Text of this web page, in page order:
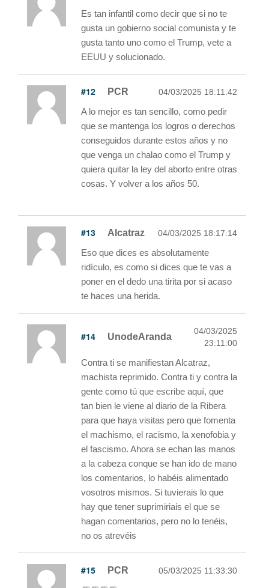
Es tan infantil como decir que si no te
gusta un gobierno social comunista y te
gusta tanto uno como el Trump, vete a
EEUU y solucionado.
#12 PCR 04/03/2025 18:11:42
A lo mejor es tan sencillo, como pedir
que se mantenga los logros o derechos
conseguidos durante estos años y no
que venga un chalao como el Trump y
quiera quitar la ley del aborto entre otras
cosas. Y volver a los años 50.
#13 Alcatraz 04/03/2025 18:17:14
Eso que dices es absolutamente
ridículo, es como si dices que te vas a
poner en el dedo una tirita por si acaso
te haces una herida.
#14 UnodeAranda
04/03/2025
23:11:00
Contra ti se manifiestan Alcatraz,
machista reprimido. Contra ti y contra la
gente como tú que escribe aquí, que
tan bien le viene al diario de la Ribera
para que haya visitas pero que fomenta
el machismo, el racismo, la xenofobia y
el fascismo. Ahora se echan las manos
a la cabeza conque se han ido de mano
los comentarios, lo habéis alimentado
vosotros mismos. Si tuvierais lo que
hay que tener suprimiriais el que se
hagan comentarios, pero no lo tenéis,
no os atrevéis
#15 PCR 05/03/2025 11:33:30